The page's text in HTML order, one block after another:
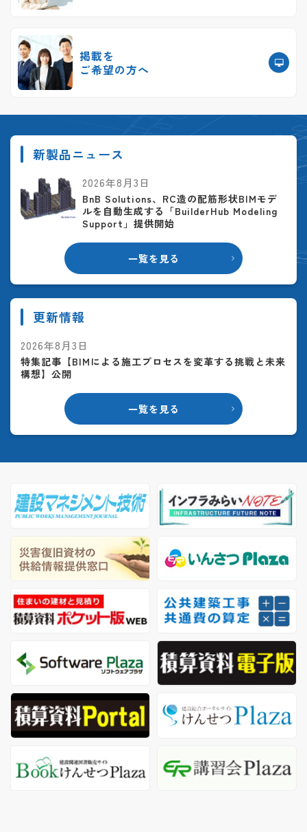
掲載を
ご希望の方へ
新製品ニュース
一覧を見る
2026年8月3日
BnB Solutions、RC造の配筋形状BIMモデ
ルを自動生成する「BuilderHub Modeling
Support」提供開始
更新情報
一覧を見る
2026年8月3日
特集記事【BIMによる施工プロセスを変革する挑戦と未来
構想】公開